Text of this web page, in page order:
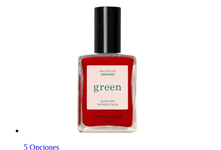
5 Opciones